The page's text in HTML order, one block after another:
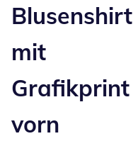
Blusenshirt
mit
Grafikprint
vorn